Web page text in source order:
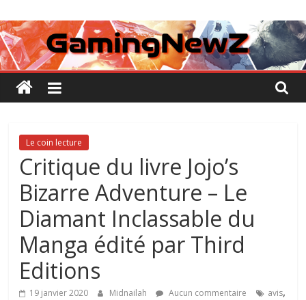
au
contenu
GamingNewZ
Tests
et
Actu
des
vidéo
Le coin lecture
Critique du livre Jojo’s
Bizarre Adventure – Le
Diamant Inclassable du
Manga édité par Third
Editions
19 janvier 2020 Midnailah Aucun commentaire avis,